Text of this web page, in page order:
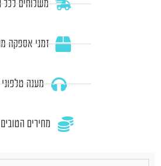
משלוחים
זמני אספקה
מענה טלפוני
מחירים